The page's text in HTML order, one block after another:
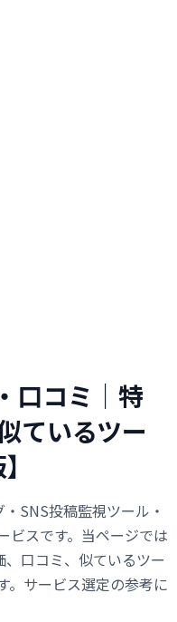
口コミ｜特
ているツー
SNS投稿監視ツール・
ビスです。当ページでは
口コミ、似ているツー
。サービス選定の参考に